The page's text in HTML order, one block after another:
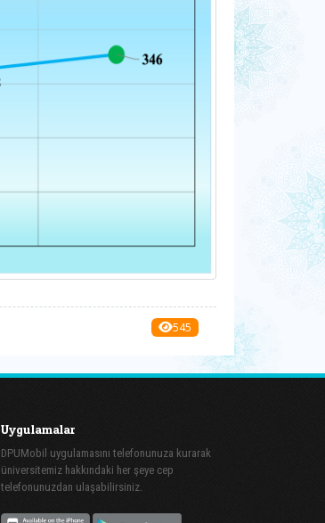
545
Uygulamalar
DPUMobil uygulamasını telefonunuza kurarak
üniversitemiz hakkındaki her şeye cep
telefonunuzdan ulaşabilirsiniz.